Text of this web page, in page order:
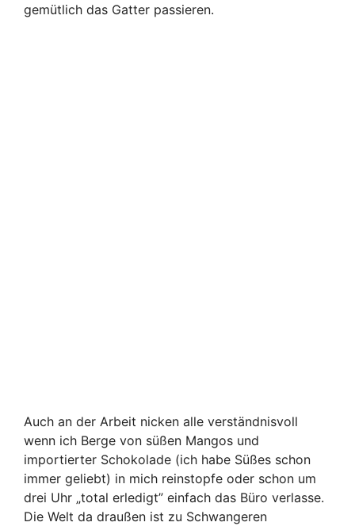
gemütlich das Gatter passieren.
Auch an der Arbeit nicken alle verständnisvoll
wenn ich Berge von süßen Mangos und
importierter Schokolade (ich habe Süßes schon
immer geliebt) in mich reinstopfe oder schon um
drei Uhr „total erledigt” einfach das Büro verlasse.
Die Welt da draußen ist zu Schwangeren